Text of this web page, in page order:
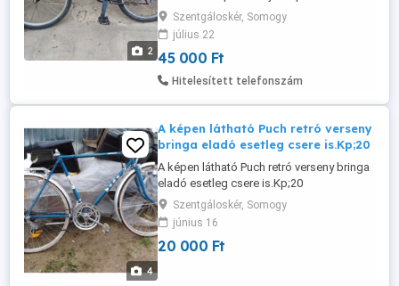
2
állapotban 45 ezer ft.
Szentgáloskér, Somogy
július 22
45 000 Ft
Hitelesített telefonszám
4
A képen látható Puch retró verseny
bringa eladó esetleg csere is.Kp;20
A képen látható Puch retró verseny bringa
eladó esetleg csere is.Kp;20
Szentgáloskér, Somogy
június 16
20 000 Ft